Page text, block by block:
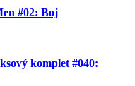
#02: Boj
komplet #040: